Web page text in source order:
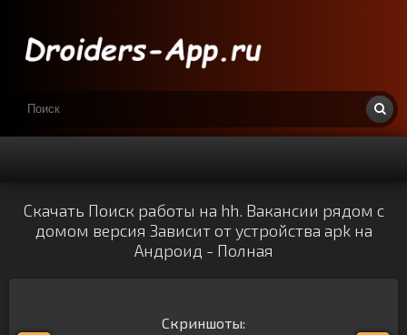
Скачать Поиск работы на hh. Вакансии рядом с
домом версия Зависит от устройства apk на
Андроид - Полная
Скриншоты: